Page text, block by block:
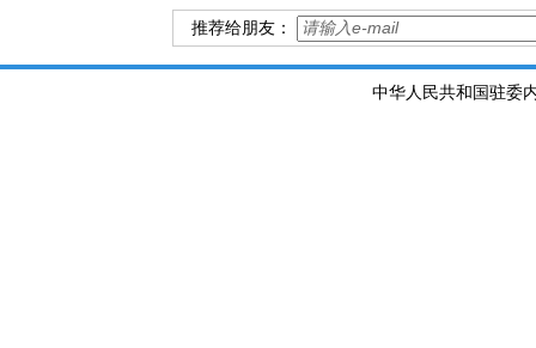
推荐给朋友：
中华人民共和国驻委